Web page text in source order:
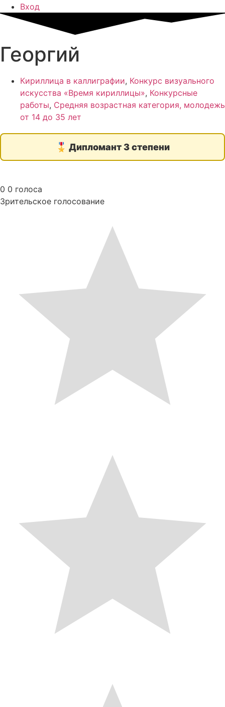
Вход
Георгий
Кириллица в каллиграфии, Конкурс визуального
искусства «Время кириллицы», Конкурсные
работы, Средняя возрастная категория, молодежь
от 14 до 35 лет
🎖️ Дипломант 3 степени
0 0 голоса
Зрительское голосование